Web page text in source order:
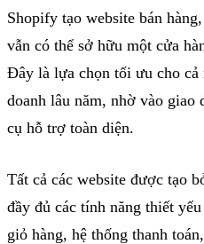
Shopify tạo website bán hàng,
vẫn có thể sở hữu một cửa
Đây là lựa chọn tối ưu cho
doanh lâu năm, nhờ vào giao
cụ hỗ trợ toàn diện.
Tất cả các website được tạo
đầy đủ các tính năng thiết
giỏ hàng, hệ thống thanh